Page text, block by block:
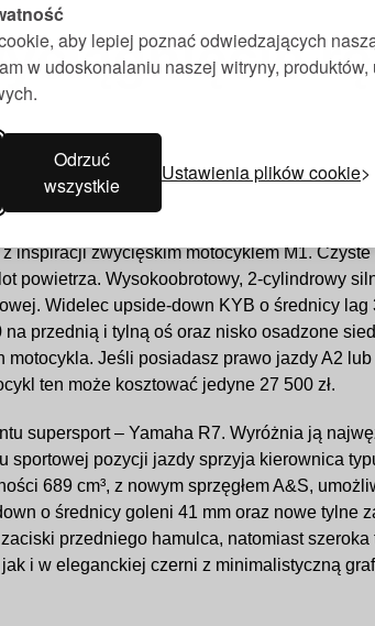
aby lepiej poznać odwiedzających
w udoskonalaniu naszej witryny, produktów,
Odrzuć
wszystkie
Ustawienia plików cookie
inspiracji zwycięskim motocyklem M1.
powietrza. Wysokoobrotowy, 2-cylindrowy
Widelec upside-down KYB o średnicy
przednią i tylną oś oraz nisko osadzone
Jeśli posiadasz prawo jazdy A2
ten może kosztować jedyne 27 500 zł.
supersport – Yamaha R7. Wyróżnia ją
pozycji jazdy sprzyja kierownica
689 cm³, z nowym sprzęgłem A&S,
o średnicy goleni 41 mm oraz nowe tylne
przedniego hamulca, natomiast
i w eleganckiej czerni z minimalistyczną